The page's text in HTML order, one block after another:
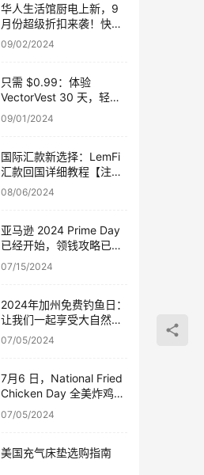
华人生活馆厨电上新，9
月份超级折扣来袭！快来
领取专属优惠码
09/02/2024
只需 $0.99：体验
VectorVest 30 天，轻松
掌握股票投资秘诀
09/01/2024
国际汇款新选择：LemFi
汇款回国详细教程【注册
奖励 $30，永久免手续
费！】
08/06/2024
亚马逊 2024 Prime Day
已经开始，领钱攻略已经
上线【开始啦~】
07/15/2024
2024年加州免费钓鱼日：
让我们一起享受大自然的
乐趣，在美国钓鱼的注意
事项
07/05/2024
7月6 日，National Fried
Chicken Day 全美炸鸡日
大放送，全国各地炸鸡优
惠一网打尽
07/05/2024
美国充气床垫选购指南